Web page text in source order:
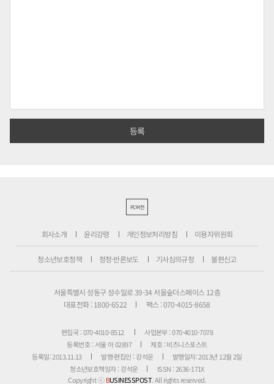
PC버전
회사소개 윤리강령 개인정보처리방침 이용자위원회
청소년보호정책 정정·반론보도 기사심의규정 불편신고
서울특별시 성동구 성수일로 39-34 서울숲더스페이스 12층
대표전화 : 1800-6522
팩스 : 070-4015-8658
편집국 : 070-4010-8512
사업본부 : 070-4010-7078
등록번호 : 서울 아 02897
제호 : 비즈니스포스트
등록일: 2013.11.13
발행·편집인 : 강석운
발행일자: 2013년 12월 2일
청소년보호책임자 : 강석운
ISSN : 2636-171X
Copyright ⓒBUSINESSPOST. All rights reserved.